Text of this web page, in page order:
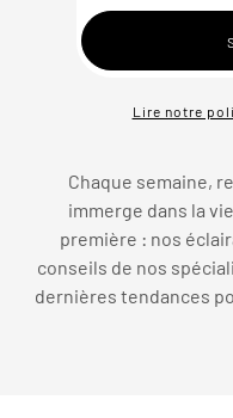
Lire notre
Chaque semaine,
immerge dans la
première : nos
conseils de nos
dernières tendances